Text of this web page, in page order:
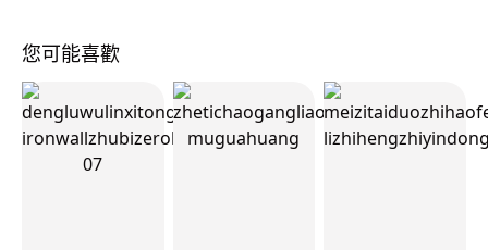
您可能喜歡